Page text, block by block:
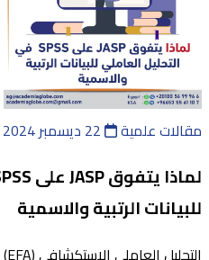
مقالات علمية
للبيانات الرتبية والاسمية